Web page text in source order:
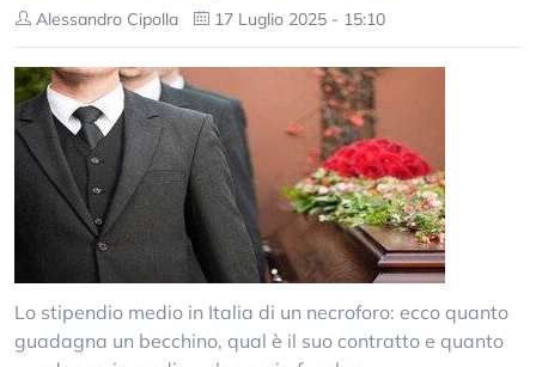
Alessandro Cipolla 17 Luglio 2025 - 15:10
Lo stipendio medio in Italia di un necroforo: ecco quanto
guadagna un becchino, qual è il suo contratto e quanto